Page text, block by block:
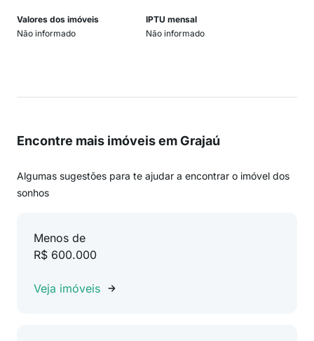
Valores dos imóveis
Não informado
IPTU mensal
Não informado
Encontre mais imóveis em Grajaú
Algumas sugestões para te ajudar a encontrar o imóvel dos
sonhos
Menos de
R$ 600.000
Veja imóveis